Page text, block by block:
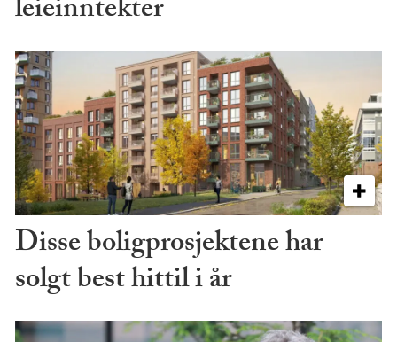
leieinntekter
Disse boligprosjektene har
solgt best hittil i år